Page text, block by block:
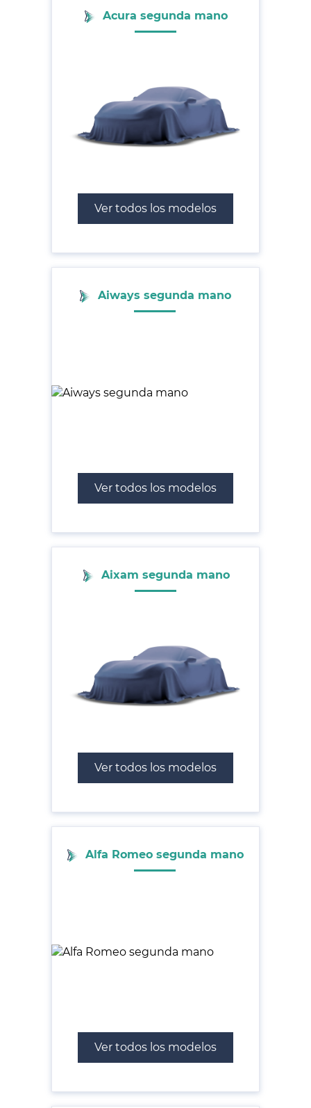
Acura segunda mano
Ver todos los modelos
Aiways segunda mano
Ver todos los modelos
Aixam segunda mano
Ver todos los modelos
Alfa Romeo segunda mano
Ver todos los modelos